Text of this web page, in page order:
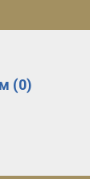
(0)